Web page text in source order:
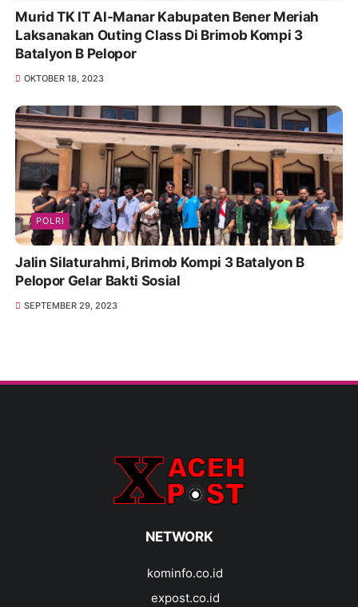
Murid TK IT Al-Manar Kabupaten Bener Meriah
Laksanakan Outing Class Di Brimob Kompi 3
Batalyon B Pelopor
OKTOBER 18, 2023
POLRI
Jalin Silaturahmi, Brimob Kompi 3 Batalyon B
Pelopor Gelar Bakti Sosial
SEPTEMBER 29, 2023
NETWORK
kominfo.co.id
expost.co.id